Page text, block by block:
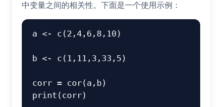
中变量之间的相关性。下面是一个使用示例：
a <- c(2,4,6,8,10)
b <- c(1,11,3,33,5)
corr = cor(a,b)
print(corr)